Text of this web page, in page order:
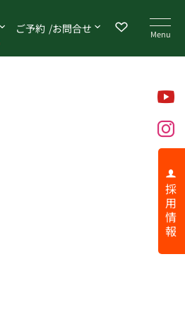
ご予約 お問合せ
採 用 情 報